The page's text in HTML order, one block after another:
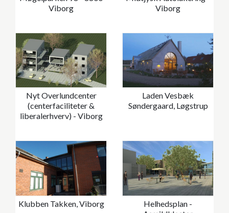
Viborg
Viborg
Nyt Overlundcenter
(centerfaciliteter &
liberalerhverv) - Viborg
Laden Vesbæk
Søndergaard, Løgstrup
Klubben Takken, Viborg
Helhedsplan -